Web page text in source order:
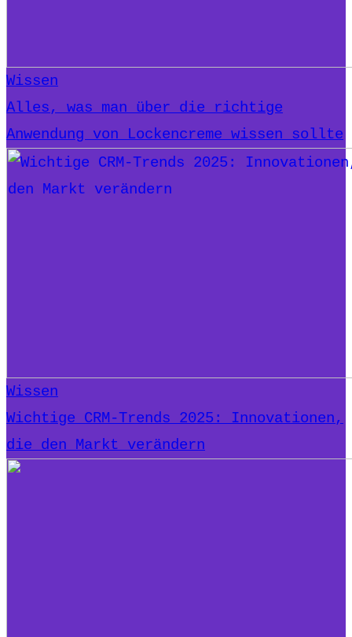
Wissen
Alles, was man über die richtige
Anwendung von Lockencreme wissen sollte
Wissen
Wichtige CRM-Trends 2025: Innovationen,
die den Markt verändern